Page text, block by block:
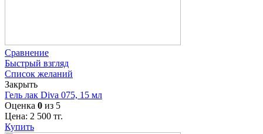
Сравнение
Быстрый взгляд
Список желаний
Закрыть
Гель лак Diva 075, 15 мл
Оценка 0 из 5
Цена: 2 500 тг.
Купить